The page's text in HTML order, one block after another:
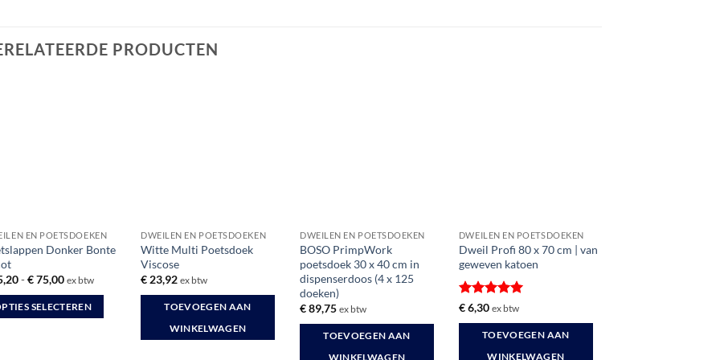
PRODUCTEN
EN POETSDOEKEN
Donker Bonte
-€75,00Prijsklasse:
tot
€ 75,00
ex btw
SELECTEREN
DWEILEN EN POETSDOEKEN
Witte Multi Poetsdoek
Viscose
€ 23,92 ex btw
TOEVOEGEN AAN
WINKELWAGEN
DWEILEN EN POETSDOEKEN
BOSO PrimpWork
poetsdoek 30 x 40 cm in
dispenserdoos (4 x 125
doeken)
€89,75 ex btw
TOEVOEGEN AAN
WINKELWAGEN
DWEILEN EN POETSDOEKEN
Dweil Profi 80 x 70 cm | van
geweven katoen
Gewaardeerd
€6,30 ex btw
TOEVOEGEN AAN
WINKELWAGEN